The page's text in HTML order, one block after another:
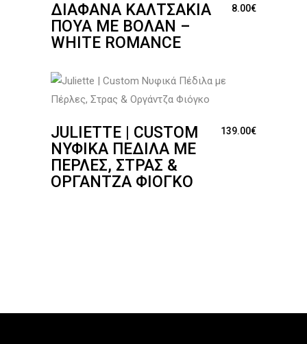
ΔΙΆΦΑΝΑ ΚΑΛΤΣΆΚΙΑ
ΠΟΥΆ ΜΕ ΒΟΛΆΝ –
WHITE ROMANCE
8.00€
JULIETTE | CUSTOM
ΝΥΦΙΚΆ ΠΈΔΙΛΑ ΜΕ
ΠΈΡΛΕΣ, ΣΤΡΑΣ &
ΟΡΓΆΝΤΖΑ ΦΙΌΓΚΟ
139.00€